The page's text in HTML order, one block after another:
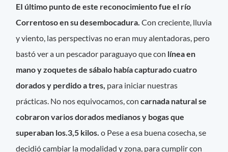
EI último punto de este reconocimiento fue el río
Correntoso en su desembocadura.Con creciente, lluvia
y viento, las perspectivas no eran muy alentadoras, pero
bastó ver a un pescador paraguayo que con línea en
mano y zoquetes de sábalo había capturado cuatro
dorados y perdido a tres, para iniciar nuestras
prácticas. No nos equivocamos, concarnada natural se
cobraron varios dorados medianos y bogas que
superaban los.3,5 kilos. o Pese a esa buena cosecha, se
decidió cambiar la modalidad y zona, para cumplir con